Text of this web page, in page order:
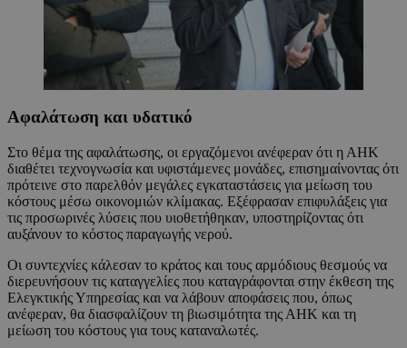
Αφαλάτωση και υδατικό
Στο θέμα της αφαλάτωσης, οι εργαζόμενοι ανέφεραν ότι η ΑΗΚ
διαθέτει τεχνογνωσία και υφιστάμενες μονάδες, επισημαίνοντας ότι
πρότεινε στο παρελθόν μεγάλες εγκαταστάσεις για μείωση του
κόστους μέσω οικονομιών κλίμακας. Εξέφρασαν επιφυλάξεις για
τις προσωρινές λύσεις που υιοθετήθηκαν, υποστηρίζοντας ότι
αυξάνουν το κόστος παραγωγής νερού.
Οι συντεχνίες κάλεσαν το κράτος και τους αρμόδιους θεσμούς να
διερευνήσουν τις καταγγελίες που καταγράφονται στην έκθεση της
Ελεγκτικής Υπηρεσίας και να λάβουν αποφάσεις που, όπως
ανέφεραν, θα διασφαλίζουν τη βιωσιμότητα της ΑΗΚ και τη
μείωση του κόστους για τους καταναλωτές.